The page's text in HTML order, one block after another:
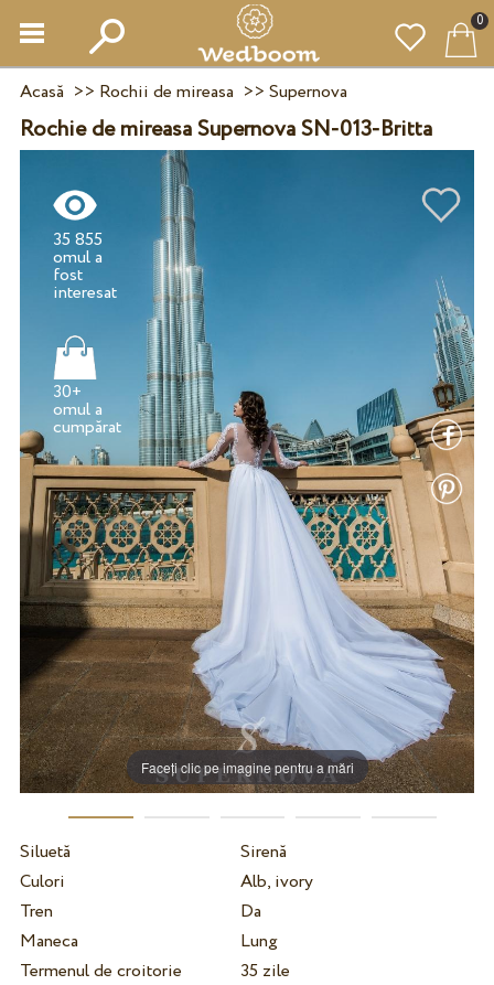
0
Acasă >> Rochii de mireasa >> Supernova
Rochie de mireasa Supernova SN-013-Britta
Faceți clic pe imagine pentru a mări
35 855
omul a
fost
30+
omul a
Siluetă
Sirenă
Culori
Alb, ivory
Tren
Da
Maneca
Lung
Termenul de croitorie
35 zile